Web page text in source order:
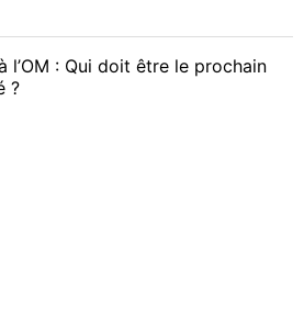
l’OM : Qui doit être le prochain
?